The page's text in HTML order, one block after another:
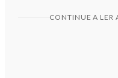
CONTINUE A LER